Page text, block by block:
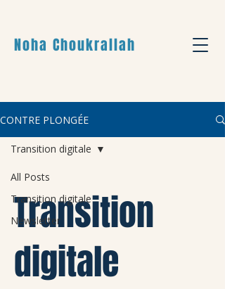
Noha Choukrallah
CONTRE PLONGÉE
All Posts
Transition digitale
Newsletter
Transition digitale
Transition
digitale